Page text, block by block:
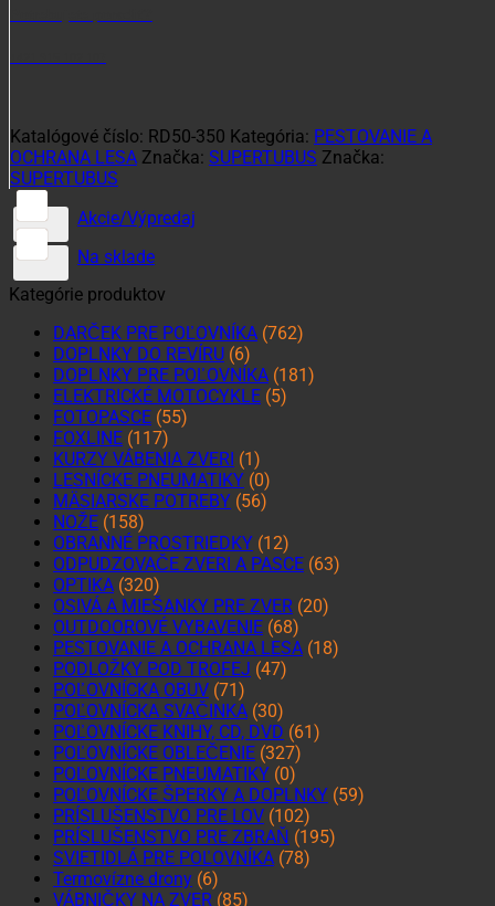
Katalógové číslo: RD50-350 Kategória: PESTOVANIE A
OCHRANA LESA Značka: SUPERTUBUS Značka:
SUPERTUBUS
Akcie/Výpredaj
Na sklade
Kategórie produktov
DARČEK PRE POĽOVNÍKA (762)
DOPLNKY DO REVÍRU (6)
DOPLNKY PRE POĽOVNÍKA (181)
ELEKTRICKÉ MOTOCYKLE (5)
FOTOPASCE (55)
FOXLINE (117)
KURZY VÁBENIA ZVERI (1)
LESNÍCKE PNEUMATIKY (0)
MÄSIARSKE POTREBY (56)
NOŽE (158)
OBRANNÉ PROSTRIEDKY (12)
ODPUDZOVAČE ZVERI A PASCE (63)
OPTIKA (320)
OSIVÁ A MIEŠANKY PRE ZVER (20)
OUTDOOROVÉ VYBAVENIE (68)
PESTOVANIE A OCHRANA LESA (18)
PODLOŽKY POD TROFEJ (47)
POĽOVNÍCKA OBUV (71)
POĽOVNÍCKA SVAČINKA (30)
POĽOVNÍCKE KNIHY, CD, DVD (61)
POĽOVNÍCKE OBLEČENIE (327)
POĽOVNÍCKE PNEUMATIKY (0)
POĽOVNÍCKE ŠPERKY A DOPLNKY (59)
PRÍSLUŠENSTVO PRE LOV (102)
PRÍSLUŠENSTVO PRE ZBRAŇ (195)
SVIETIDLÁ PRE POĽOVNÍKA (78)
Termovízne drony (6)
VÁBNIČKY NA ZVER (85)